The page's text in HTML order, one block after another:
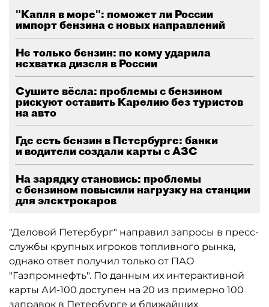
"Капля в море": поможет ли России
импорт бензина с новых направлений
Не только бензин: по кому ударила
нехватка дизеля в России
Сушите вёсла: проблемы с бензином
рискуют оставить Карелию без туристов
на авто
Где есть бензин в Петербурге: банки
и водители создали карты с АЗС
На зарядку становись: проблемы
с бензином повысили нагрузку на станции
для электрокаров
"Деловой Петербург" направил запросы в пресс-
службы крупных игроков топливного рынка,
однако ответ получил только от ПАО
"Газпромнефть". По данным их интерактивной
карты АИ-100 доступен на 20 из примерно 100
заправок в Петербурге и ближайших